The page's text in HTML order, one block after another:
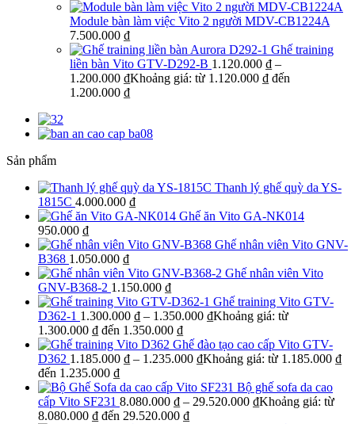
Module bàn làm việc Vito 2 người MDV-CB1224A
7.500.000 ₫
Ghế training
liền bàn Vito GTV-D292-B 1.120.000 ₫ –
1.200.000 ₫Khoảng giá: từ 1.120.000 ₫ đến
1.200.000 ₫
Sản phẩm
Thanh lý ghế quỳ da YS-
1815C 4.000.000 ₫
Ghế ăn Vito GA-NK014
950.000 ₫
Ghế nhân viên Vito GNV-
B368 1.050.000 ₫
Ghế nhân viên Vito
GNV-B368-2 1.150.000 ₫
Ghế training Vito GTV-
D362-1 1.300.000 ₫ – 1.350.000 ₫Khoảng giá: từ
1.300.000 ₫ đến 1.350.000 ₫
Ghế đào tạo cao cấp Vito GTV-
D362 1.185.000 ₫ – 1.235.000 ₫Khoảng giá: từ 1.185.000 ₫
đến 1.235.000 ₫
Bộ ghế sofa da cao
cấp Vito SF231 8.080.000 ₫ – 29.520.000 ₫Khoảng giá: từ
8.080.000 ₫ đến 29.520.000 ₫